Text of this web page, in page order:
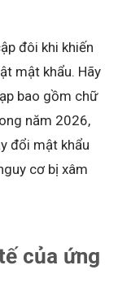
đôi khi khiến
mật khẩu. Hãy
bao gồm chữ
năm 2026,
đổi mật khẩu
cơ bị xâm
của ứng